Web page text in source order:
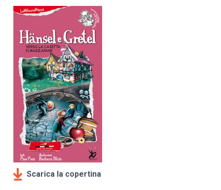
Scarica la copertina